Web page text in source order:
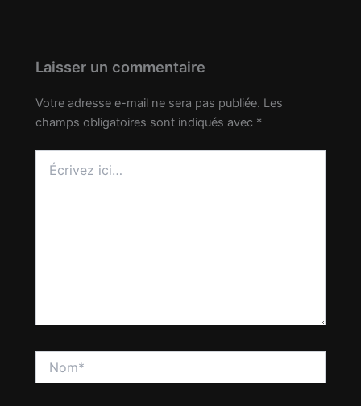
Laisser un commentaire
Votre adresse e-mail ne sera pas publiée. Les
champs obligatoires sont indiqués avec *
ici…